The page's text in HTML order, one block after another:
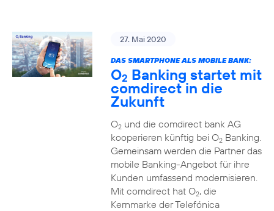
27. Mai 2020
DAS SMARTPHONE ALS MOBILE BANK:
O2 Banking startet mit
comdirect in die
Zukunft
O2und die comdirect bank AG
kooperieren künftig bei O2Banking.
Gemeinsam werden die Partner das
mobile Banking-Angebot für ihre
Kunden umfassend modernisieren.
Mit comdirect hat O2, die
Kernmarke der Telefónica